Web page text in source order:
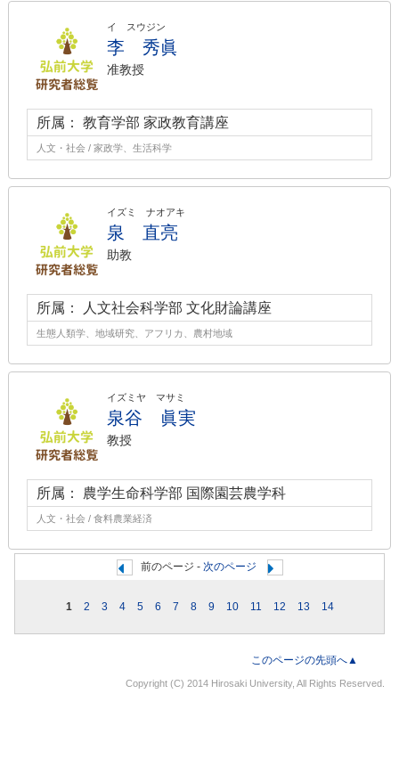
イ スウジン
李 秀眞
准教授
所属： 教育学部 家政教育講座
人文・社会 / 家政学、生活科学
イズミ ナオアキ
泉 直亮
助教
所属： 人文社会科学部 文化財論講座
生態人類学、地域研究、アフリカ、農村地域
イズミヤ マサミ
泉谷 眞実
教授
所属： 農学生命科学部 国際園芸農学科
人文・社会 / 食料農業経済
前のページ - 次のページ
1 2 3 4 5 6 7 8 9 10 11 12 13 14
このページの先頭へ▲
Copyright (C) 2014 Hirosaki University, All Rights Reserved.